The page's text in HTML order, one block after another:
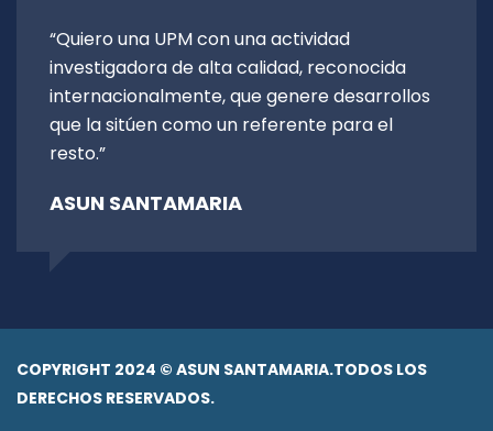
“Quiero una UPM con una actividad
investigadora de alta calidad, reconocida
internacionalmente, que genere desarrollos
que la sitúen como un referente para el
resto.”
ASUN SANTAMARIA
COPYRIGHT 2024 © ASUN SANTAMARIA.TODOS LOS
DERECHOS RESERVADOS.